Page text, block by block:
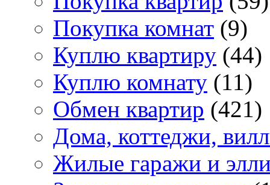
Покупка комнат (9)
Куплю квартиру (44)
Куплю комнату (11)
Обмен квартир (421)
Дома, коттеджи,
Жилые гаражи и